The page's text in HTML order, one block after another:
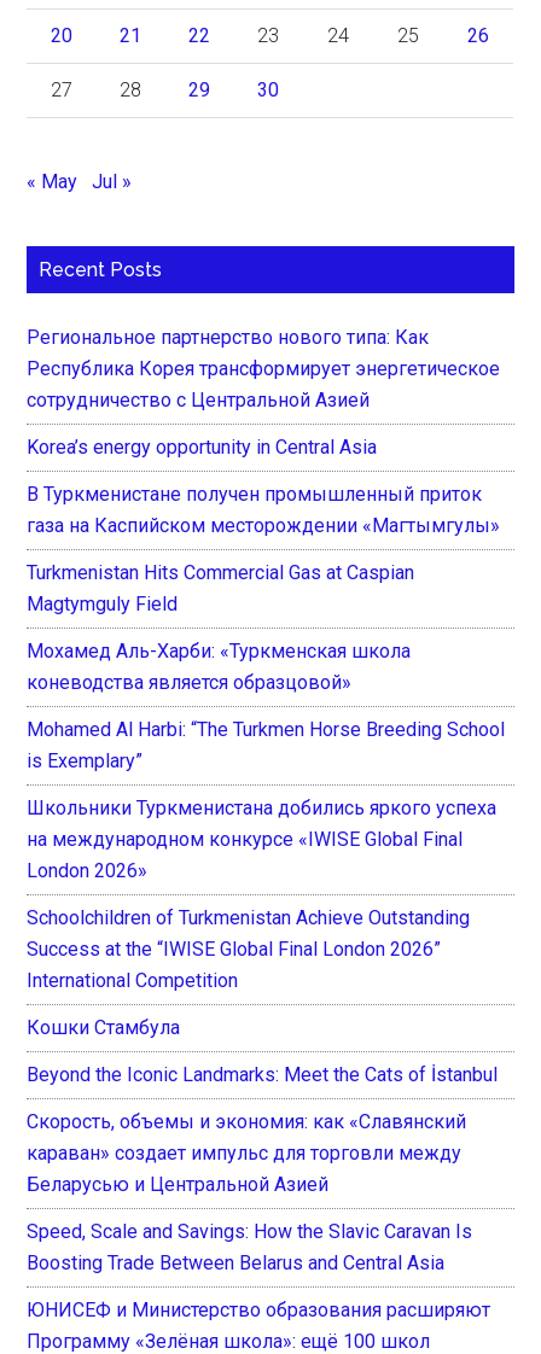
20 21 22 23 24 25 26
27 28 29 30
« May Jul »
Recent Posts
Региональное партнерство нового типа: Как
Республика Корея трансформирует энергетическое
сотрудничество с Центральной Азией
Korea’s energy opportunity in Central Asia
В Туркменистане получен промышленный приток
газа на Каспийском месторождении «Магтымгулы»
Turkmenistan Hits Commercial Gas at Caspian
Magtymguly Field
Мохамед Аль-Харби: «Туркменская школа
коневодства является образцовой»
Mohamed Al Harbi: “The Turkmen Horse Breeding School
is Exemplary”
Школьники Туркменистана добились яркого успеха
на международном конкурсе «IWISE Global Final
London 2026»
Schoolchildren of Turkmenistan Achieve Outstanding
Success at the “IWISE Global Final London 2026”
International Competition
Кошки Стамбула
Beyond the Iconic Landmarks: Meet the Cats of İstanbul
Скорость, объемы и экономия: как «Славянский
караван» создает импульс для торговли между
Беларусью и Центральной Азией
Speed, Scale and Savings: How the Slavic Caravan Is
Boosting Trade Between Belarus and Central Asia
ЮНИСЕФ и Министерство образования расширяют
Программу «Зелёная школа»: ещё 100 школ